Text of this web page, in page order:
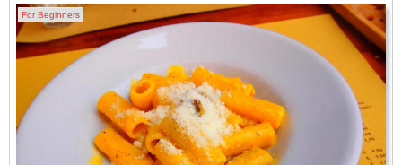
For Beginners